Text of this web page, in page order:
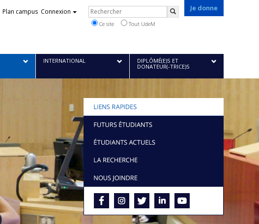
Je donne
Plan campus Connexion Rechercher
Ce site Tout UdeM
INTERNATIONAL
DIPLÔMÉ(E)S ET
DONATEUR(-TRICE)S